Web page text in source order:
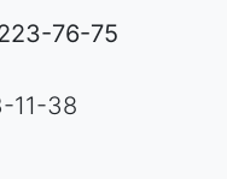
76-75
11-38